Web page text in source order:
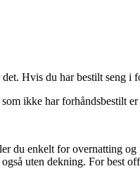
Hvis du har bestilt seng
ikke har forhåndsbestilt
du enkelt for overnatting
uten dekning. For best